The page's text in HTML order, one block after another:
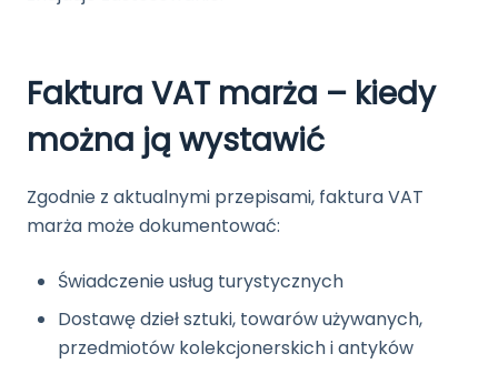
Faktura VAT marża – kiedy
można ją wystawić
Zgodnie z aktualnymi przepisami, faktura VAT
marża może dokumentować:
Świadczenie usług turystycznych
Dostawę dzieł sztuki, towarów używanych,
przedmiotów kolekcjonerskich i antyków